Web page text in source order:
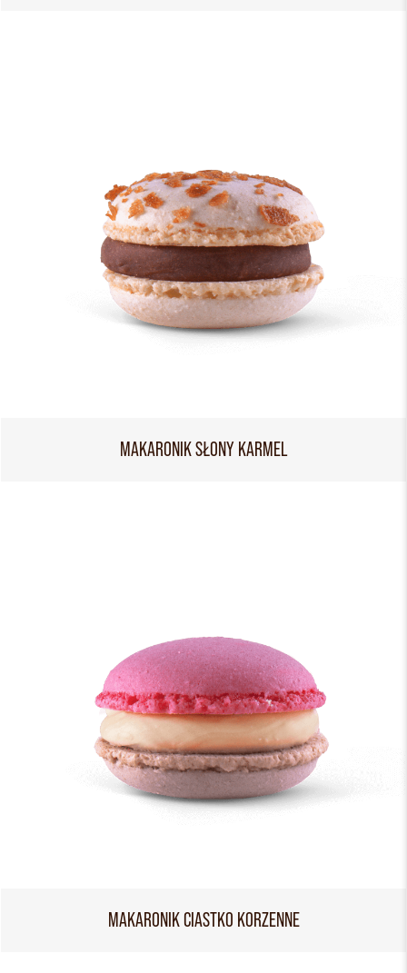
MAKARONIK SŁONY KARMEL
MAKARONIK CIASTKO KORZENNE